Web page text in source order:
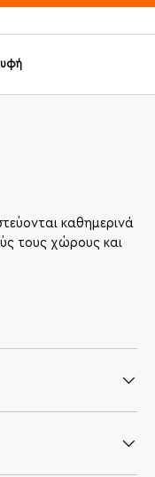
καθημερινά
τους χώρους και